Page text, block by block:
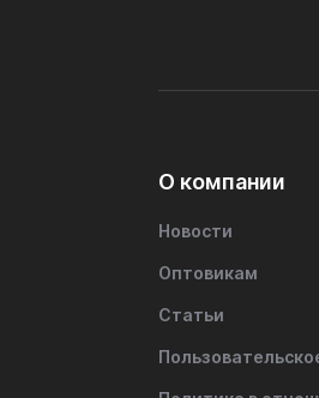
О компании
Новости
Оптовикам
Статьи